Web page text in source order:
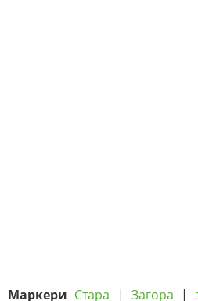
Маркери Стара | Загора |